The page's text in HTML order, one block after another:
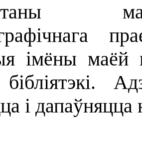
імёны маёй
і дапаўняцца